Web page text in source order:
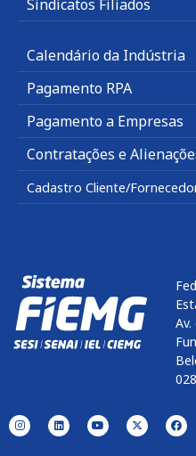
Sindicatos Filiados
Calendário da Indústria
Pagamento RPA
Pagamento a Empresas
Contratações e
Cadastro Cliente/
028